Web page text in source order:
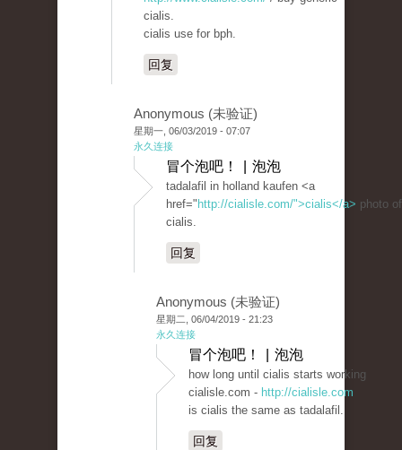
cialis.
cialis use for bph.
回复
Anonymous (未验证)
星期一, 06/03/2019 - 07:07
永久连接
冒个泡吧！ | 泡泡
tadalafil in holland kaufen <a
href=" http://cialisle.com/">cialis</a> photo of
cialis.
回复
Anonymous (未验证)
星期二, 06/04/2019 - 21:23
永久连接
冒个泡吧！ | 泡泡
how long until cialis starts working
cialisle.com - http://cialisle.com
is cialis the same as tadalafil.
回复